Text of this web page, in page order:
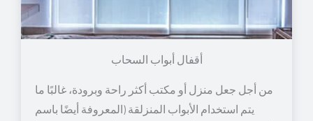
أقفال أبواب السحاب
من أجل جعل منزل أو مكتب أكثر راحة وبرودة، غالبًا ما
يتم استخدام الأبواب المنزلقة (المعروفة أيضًا باسم